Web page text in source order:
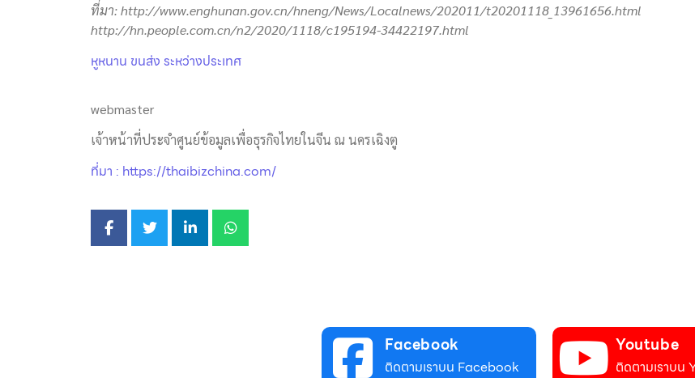
ที่มา:http://www.enghunan.gov.cn/hneng/News/Localnews/202011/t20201118_13961656.html
http://hn.people.com.cn/n2/2020/1118/c195194-34422197.html
หูหนาน ขนส่ง ระหว่างประเทศ
webmaster
เจ้าหน้าที่ประจำศูนย์ข้อมูลเพื่อธุรกิจไทยในจีน ณ นครเฉิงตู
ที่มา : https://thaibizchina.com/
Facebook
ติดตามเราบน Facebook
Youtube
ติดตามเราบน